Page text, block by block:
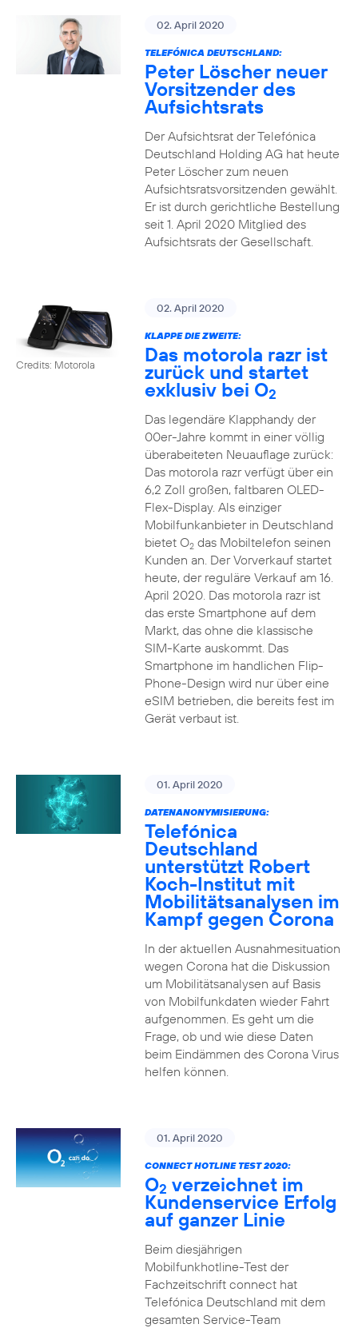
02. April 2020
TELEFÓNICA DEUTSCHLAND:
Peter Löscher neuer
Vorsitzender des
Aufsichtsrats
Der Aufsichtsrat der Telefónica
Deutschland Holding AG hat heute
Peter Löscher zum neuen
Aufsichtsratsvorsitzenden gewählt.
Er ist durch gerichtliche Bestellung
seit 1. April 2020 Mitglied des
Aufsichtsrats der Gesellschaft.
Credits: Motorola
02. April 2020
KLAPPE DIE ZWEITE:
Das motorola razr ist
zurück und startet
exklusiv bei O2
Das legendäre Klapphandy der
00er-Jahre kommt in einer völlig
überabeiteten Neuauflage zurück:
Das motorola razr verfügt über ein
6,2 Zoll großen, faltbaren OLED-
Flex-Display. Als einziger
Mobilfunkanbieter in Deutschland
bietet O2das Mobiltelefon seinen
Kunden an. Der Vorverkauf startet
heute, der reguläre Verkauf am 16.
April 2020. Das motorola razr ist
das erste Smartphone auf dem
Markt, das ohne die klassische
SIM-Karte auskommt. Das
Smartphone im handlichen Flip-
Phone-Design wird nur über eine
eSIM betrieben, die bereits fest im
Gerät verbaut ist.
01. April 2020
DATENANONYMISIERUNG:
Telefónica
Deutschland
unterstützt Robert
Koch-Institut mit
Mobilitätsanalysen im
Kampf gegen Corona
In der aktuellen Ausnahmesituation
wegen Corona hat die Diskussion
um Mobilitätsanalysen auf Basis
von Mobilfunkdaten wieder Fahrt
aufgenommen. Es geht um die
Frage, ob und wie diese Daten
beim Eindämmen des Corona Virus
helfen können.
01. April 2020
CONNECT HOTLINE TEST 2020:
O2 verzeichnet im
Kundenservice Erfolg
auf ganzer Linie
Beim diesjährigen
Mobilfunkhotline-Test der
Fachzeitschrift connect hat
Telefónica Deutschland mit dem
gesamten Service-Team